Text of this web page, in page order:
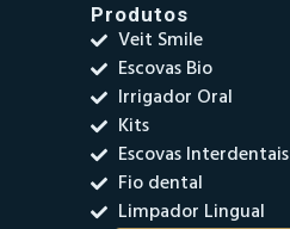
Produtos
Veit Smile
Escovas Bio
Irrigador Oral
Kits
Escovas Interdentais
Fio dental
Limpador Lingual